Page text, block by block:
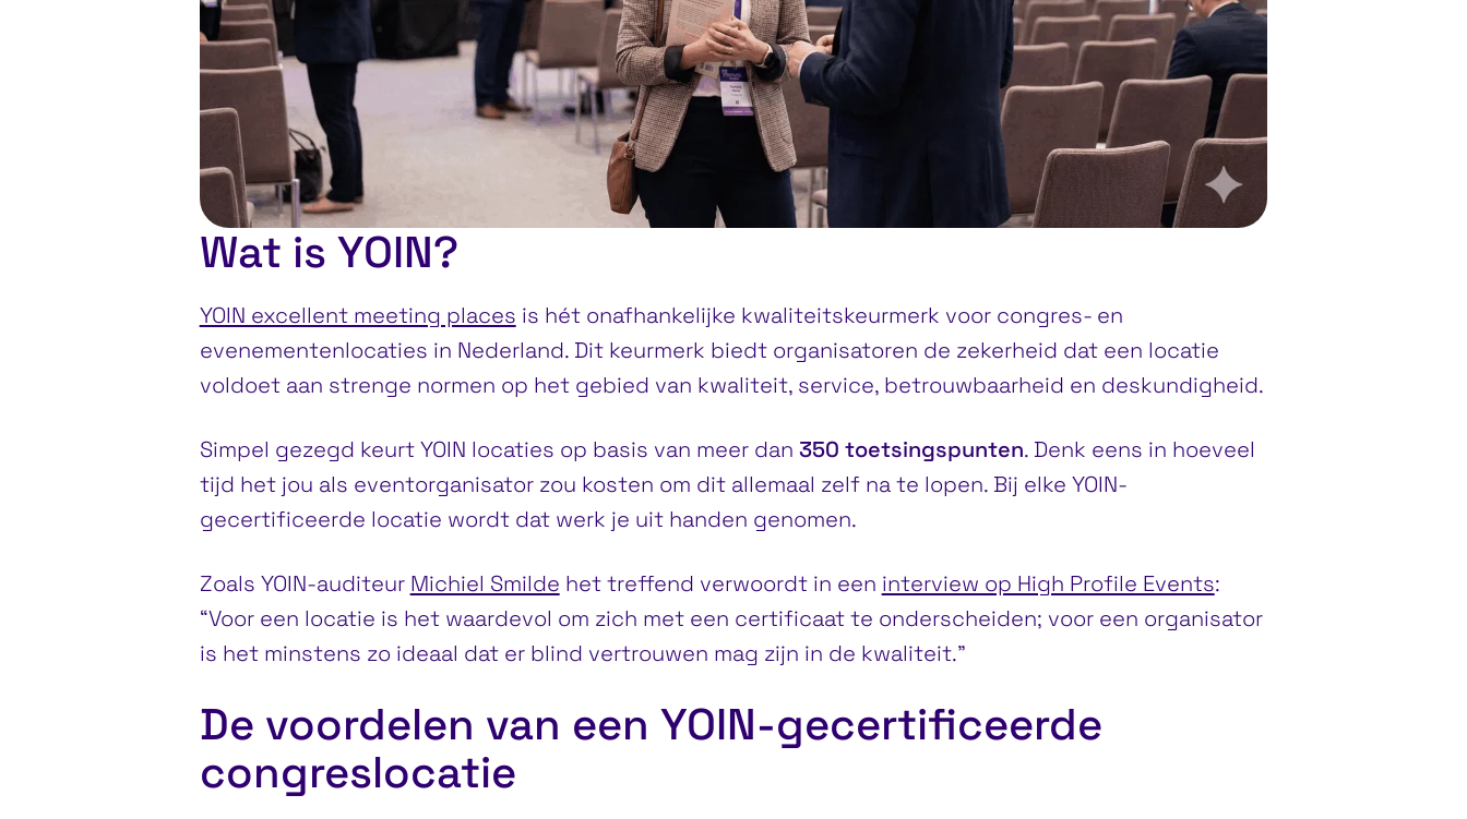
Wat is YOIN?
YOIN excellent meeting places is hét onafhankelijke kwaliteitskeurmerk voor congres- en
evenementenlocaties in Nederland. Dit keurmerk biedt organisatoren de zekerheid dat een locatie
voldoet aan strenge normen op het gebied van kwaliteit, service, betrouwbaarheid en deskundigheid.
Simpel gezegd keurt YOIN locaties op basis van meer dan 350 toetsingspunten. Denk eens in hoeveel
tijd het jou als eventorganisator zou kosten om dit allemaal zelf na te lopen. Bij elke YOIN-
gecertificeerde locatie wordt dat werk je uit handen genomen.
Zoals YOIN-auditeur Michiel Smilde het treffend verwoordt in een interview op High Profile Events:
“Voor een locatie is het waardevol om zich met een certificaat te onderscheiden; voor een organisator
is het minstens zo ideaal dat er blind vertrouwen mag zijn in de kwaliteit.”
De voordelen van een YOIN-gecertificeerde
congreslocatie